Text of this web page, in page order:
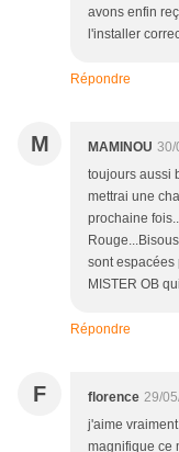
avons enfin
l'installer
Répondre
M MAMINOU 30/
toujours aussi
mettrai une
prochaine
sont espacées
MISTER OB
Répondre
F florence 29/
j'aime
magnifique ce